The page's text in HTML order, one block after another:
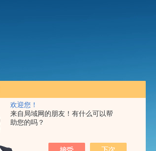
欢迎您！
来自局域网的朋友！有什么可以帮
助您的吗？